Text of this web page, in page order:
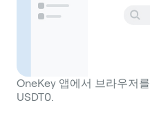
OneKey 앱에서 브라우저
USDT0.